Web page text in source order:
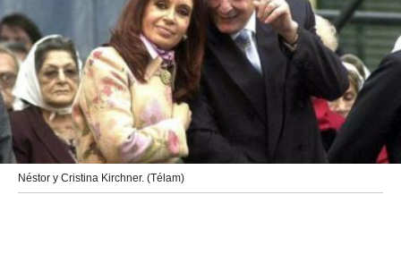
Néstor y Cristina Kirchner. (Télam)